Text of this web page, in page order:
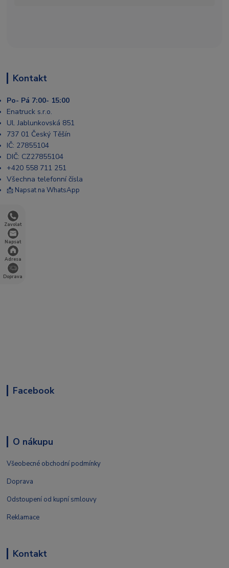
Zavolat
Napsat
Adresa
Doprava
Kontakt
Po- Pá 7:00- 15:00
Enatruck s.r.o.
Ul. Jablunkovská 851
737 01 Český Těšín
IČ: 27855104
DIČ: CZ27855104
+420 558 711 251
Všechna telefonní čísla
📩 Napsat na WhatsApp
Facebook
O nákupu
Všeobecné obchodní podmínky
Doprava
Odstoupení od kupní smlouvy
Reklamace
Kontakt